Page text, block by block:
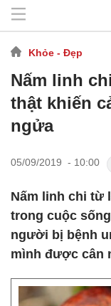
Khỏe - Đẹp
Nấm linh
thật khiến
ngửa
05/09/2019 - 10:00
Nấm linh chi từ
trong cuộc
người bị bệnh
mình được cân